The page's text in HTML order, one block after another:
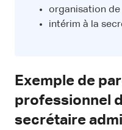
organisation de
intérim à la
Exemple de
professionnel
secrétaire